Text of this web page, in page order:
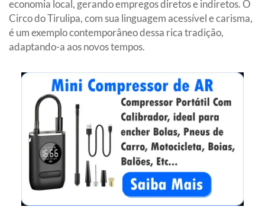
economia local, gerando empregos diretos e indiretos. O
Circo do Tirulipa, com sua linguagem acessível e carisma,
é um exemplo contemporâneo dessa rica tradição,
adaptando-a aos novos tempos.